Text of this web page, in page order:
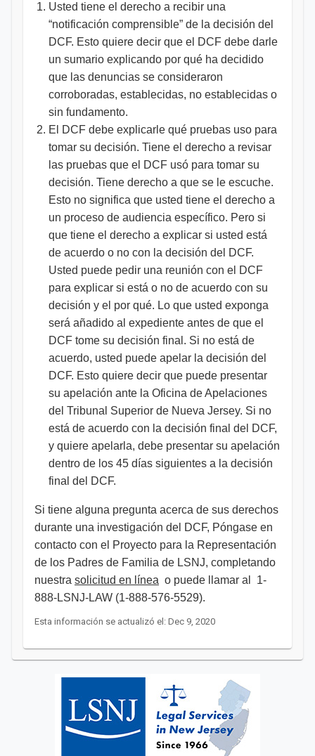
Usted tiene el derecho a recibir una
“notificación comprensible” de la decisión del
DCF. Esto quiere decir que el DCF debe darle
un sumario explicando por qué ha decidido
que las denuncias se consideraron
corroboradas, establecidas, no establecidas o
sin fundamento.
El DCF debe explicarle qué pruebas uso para
tomar su decisión. Tiene el derecho a revisar
las pruebas que el DCF usó para tomar su
decisión. Tiene derecho a que se le escuche.
Esto no significa que usted tiene el derecho a
un proceso de audiencia específico. Pero si
que tiene el derecho a explicar si usted está
de acuerdo o no con la decisión del DCF.
Usted puede pedir una reunión con el DCF
para explicar si está o no de acuerdo con su
decisión y el por qué. Lo que usted exponga
será añadido al expediente antes de que el
DCF tome su decisión final. Si no está de
acuerdo, usted puede apelar la decisión del
DCF. Esto quiere decir que puede presentar
su apelación ante la Oficina de Apelaciones
del Tribunal Superior de Nueva Jersey. Si no
está de acuerdo con la decisión final del DCF,
y quiere apelarla, debe presentar su apelación
dentro de los 45 días siguientes a la decisión
final del DCF.
Si tiene alguna pregunta acerca de sus derechos
durante una investigación del DCF, Póngase en
contacto con el Proyecto para la Representación
de los Padres de Familia de LSNJ, completando
nuestra solicitud en línea o puede llamar al 1-
888-LSNJ-LAW (1-888-576-5529). ​​
Esta información se actualizó el: Dec 9, 2020